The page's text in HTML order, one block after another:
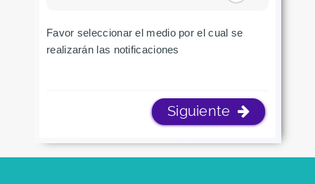
Favor seleccionar el medio por el cual se
realizarán las notificaciones
Siguiente